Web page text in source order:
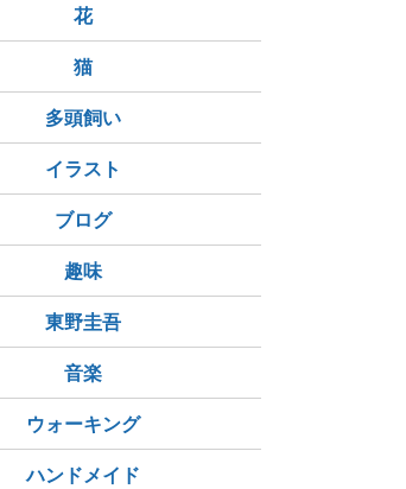
花
猫
多頭飼い
イラスト
ブログ
趣味
東野圭吾
音楽
ウォーキング
ハンドメイド